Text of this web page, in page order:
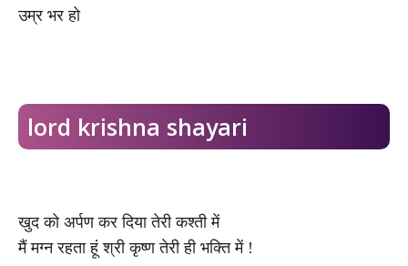
उम्र भर हो
lord krishna shayari
खुद को अर्पण कर दिया तेरी कश्ती में
मैं मग्न रहता हूं श्री कृष्ण तेरी ही भक्ति में !